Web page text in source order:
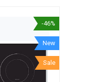
-46%
New
Sale